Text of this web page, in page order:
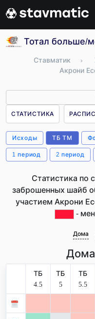
Тотал больше/
Ставматик ›
Акрони
СТАТИСТИКА
Исходы ТБ ТМ
1 период 2 период
Статистика по
заброшенных шайб
участием Акрони
-
Дома
ТБ
4.5
ТБ
5
ТБ
5.5